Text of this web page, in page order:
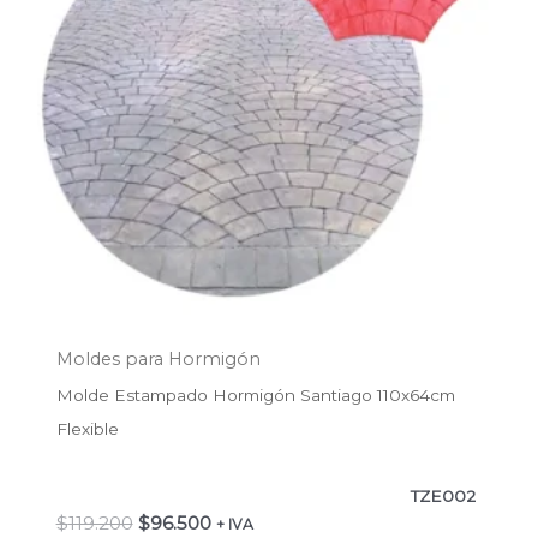
Moldes para Hormigón
Molde Estampado Hormigón Santiago 110x64cm
Flexible
TZE002
$119.200 $96.500 + IVA